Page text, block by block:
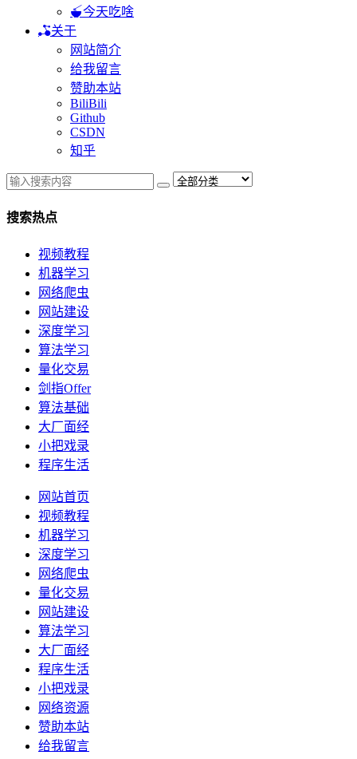
今天吃啥
关于
网站简介
给我留言
赞助本站
BiliBili
Github
CSDN
知乎
搜索热点
视频教程
机器学习
网络爬虫
网站建设
深度学习
算法学习
量化交易
剑指Offer
算法基础
大厂面经
小把戏录
程序生活
网站首页
视频教程
机器学习
深度学习
网络爬虫
量化交易
网站建设
算法学习
大厂面经
程序生活
小把戏录
网络资源
赞助本站
给我留言